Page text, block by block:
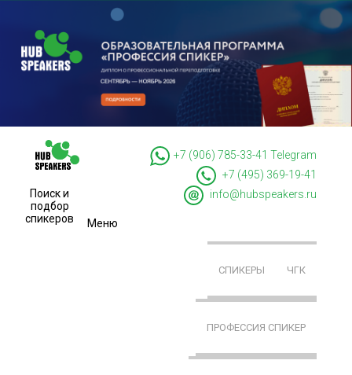
Поиск и
подбор
спикеров
+7 (906) 785-33-41
Telegram
+7 (495) 369-19-41
info@hubspeakers.ru
Меню
СПИКЕРЫ ЧГК
ПРОФЕССИЯ СПИКЕР